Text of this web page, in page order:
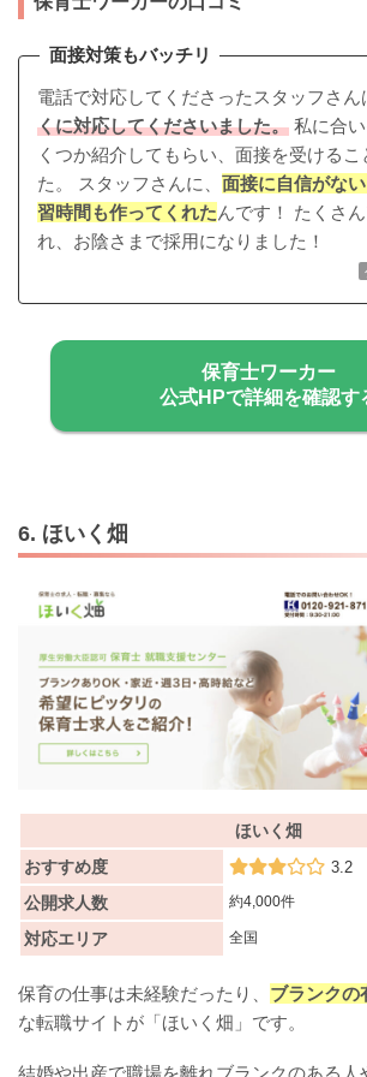
面接対策もバッチリ
電話で対応してくださったスタッフさん
くに対応してくださいました。 私に合
くつか紹介してもらい、面接を受けるこ
た。 スタッフさんに、 面接に自信がな
習時間も作ってくれたんです！ たくさ
れ、お陰さまで採用になりました！
保育士ワーカー
公式HPで詳細を確認す
6. ほいく畑
ほいく畑
おすすめ度
3.2
公開求人数 約4,000件
対応エリア 全国
保育の仕事は未経験だったり、 ブランクの
な転職サイトが「ほいく畑」です。